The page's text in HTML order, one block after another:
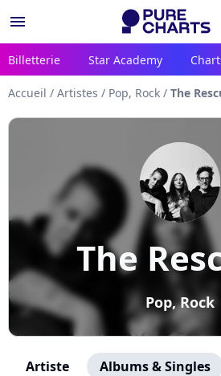
menu
Billetterie Star Academy
Accueil / Artistes / Pop, Rock / The
The
Pop, Rock
Artiste Albums & Singles